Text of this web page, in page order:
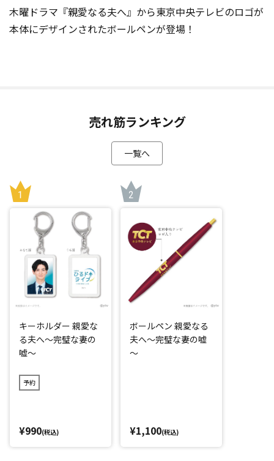
木曜ドラマ『親愛なる夫へ』から東京中央テレビのロゴが
本体にデザインされたボールペンが登場！
売れ筋ランキング
一覧へ
キーホルダー 親愛な
る夫へ～完璧な妻の
嘘～
予約
¥990(税込)
ボールペン 親愛なる
夫へ～完璧な妻の嘘
～
¥1,100(税込)